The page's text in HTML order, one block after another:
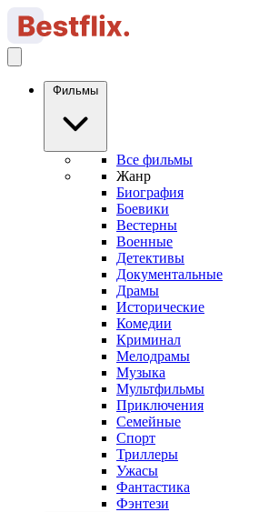
Фильмы
Все фильмы
Жанр
Биография
Боевики
Вестерны
Военные
Детективы
Документальные
Драмы
Исторические
Комедии
Криминал
Мелодрамы
Музыка
Мультфильмы
Приключения
Семейные
Спорт
Триллеры
Ужасы
Фантастика
Фэнтези